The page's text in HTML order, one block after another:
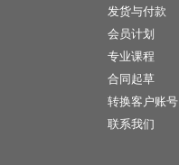
发货与付款
会员计划
专业课程
合同起草
转换客户账号
联系我们